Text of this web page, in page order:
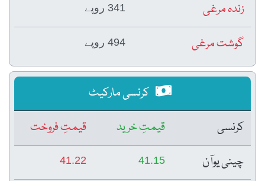
زندہ مرغی 341 روپے
گوشت مرغی 494 روپے
کرنسی مارکیٹ
کرنسی
قیمتِ خرید
قیمتِ فروخت
چینی یوآن
41.15
41.22